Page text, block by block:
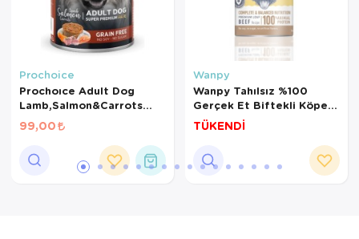
Prochoice
Prochoıce Adult Dog
Lamb,Salmon&Carrots
400Gr Pate
99,00
Wanpy
Wanpy Tahılsız %100
Gerçek Et Biftekli Köpek
Konserve 375Gr
TÜKENDİ